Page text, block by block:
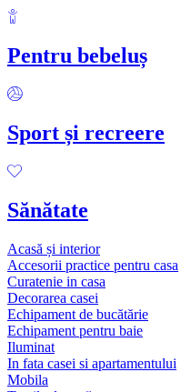
Pentru bebeluș
Sport și recreere
Sănătate
Acasă și interior
Accesorii practice pentru casa
Curatenie in casa
Decorarea casei
Echipament de bucătărie
Echipament pentru baie
Iluminat
In fata casei si apartamentului
Mobila